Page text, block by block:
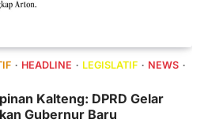
HEADLINE LEGISLATIF
NEWS
Kalteng: DPRD Gelar
Gubernur Baru